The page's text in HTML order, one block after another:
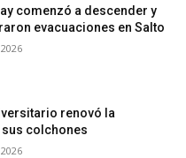
comenzó a descender y
evacuaciones en Salto
renovó la
colchones